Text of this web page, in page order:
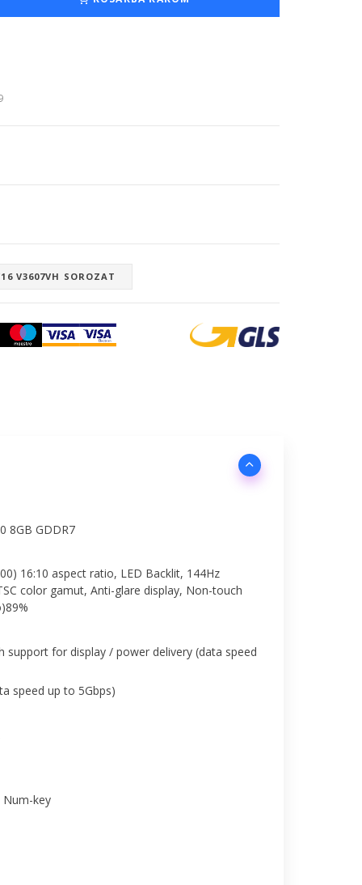
V3607VH SOROZAT
8GB GDDR7
16:10 aspect ratio, LED Backlit, 144Hz
color gamut, Anti-glare display, Non-touch
support for display / power delivery (data speed
speed up to 5Gbps)
Num-key